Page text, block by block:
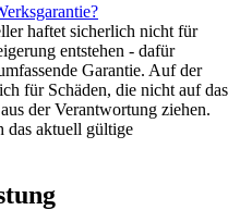
haftet sicherlich nicht für
entstehen - dafür
Garantie. Auf der
für Schäden, die nicht auf das
der Verantwortung ziehen.
das aktuell gültige